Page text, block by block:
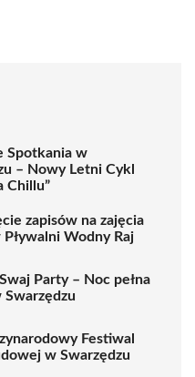
Spotkania w
– Nowy Letni Cykl
Chillu”
zapisów na zajęcia
Wodny Raj
Party – Noc pełna
Festiwal
w Swarzędzu